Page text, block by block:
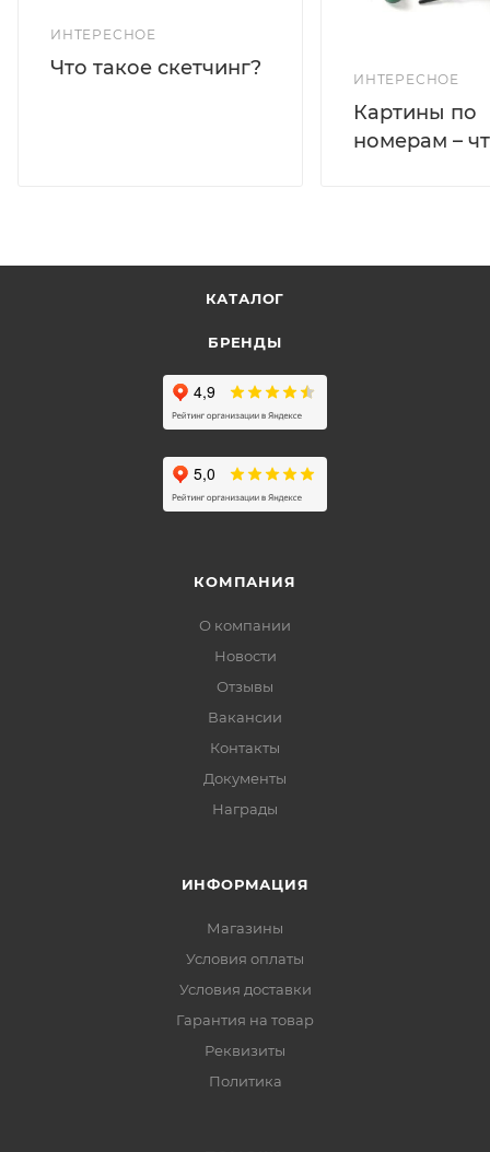
ИНТЕРЕСНОЕ
Что такое скетчинг?
ИНТЕРЕСНОЕ
Картины по
номерам –
КАТАЛОГ
БРЕНДЫ
КОМПАНИЯ
О компании
Новости
Отзывы
Вакансии
Контакты
Документы
Награды
ИНФОРМАЦИЯ
Магазины
Условия оплаты
Условия доставки
Гарантия на товар
Реквизиты
Политика